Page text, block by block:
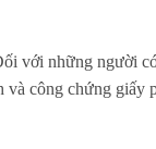
với những người
và công chứng